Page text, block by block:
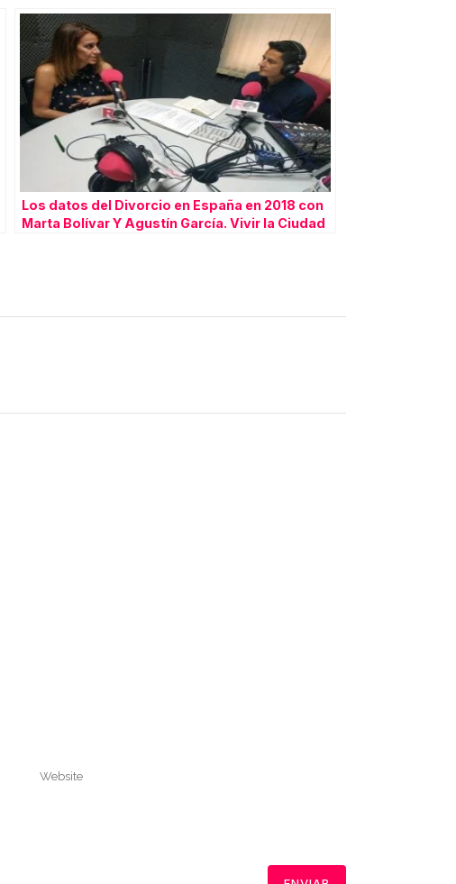
Los datos del Divorcio en España en 2018 con
Marta Bolívar Y Agustín García. Vivir la Ciudad